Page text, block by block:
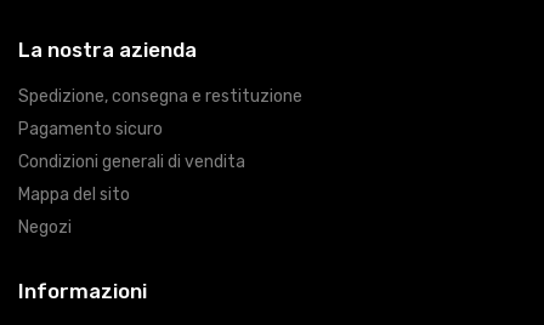
La nostra azienda
Spedizione, consegna e restituzione
Pagamento sicuro
Condizioni generali di vendita
Mappa del sito
Negozi
Informazioni